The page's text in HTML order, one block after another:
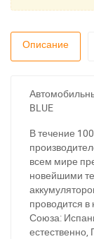
Описание
BLUE
В течение
всем мире
новейшими
проводится в
Союза:
естественно,